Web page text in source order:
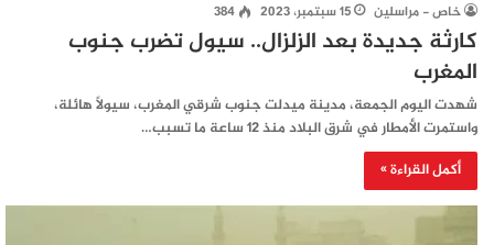
خاص - مراسلين 15 سبتمبر، 2023 384
كارثة جديدة بعد الزلزال.. سيول تضرب جنوب
المغرب
شهدت اليوم الجمعة، مدينة ميدلت جنوب شرقي المغرب، سيولاً هائلة،
واستمرت الأمطار في شرق البلاد منذ 12 ساعة ما تسبب…
أكمل القراءة »